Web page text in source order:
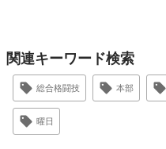
関連キーワード検索
総合格闘技 本部
曜日